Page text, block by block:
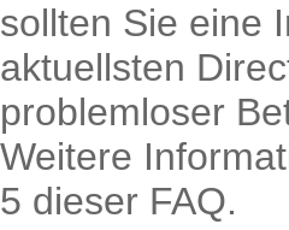
sollten Sie eine
aktuellsten
problemloser
Weitere
5 dieser FAQ.